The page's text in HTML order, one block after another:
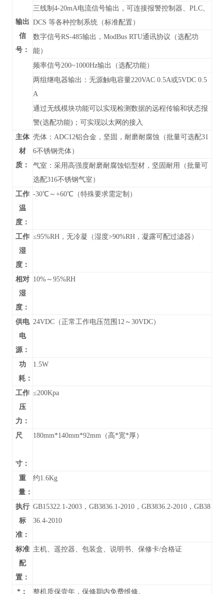
输出
信
号：
三线制4-20mA电流信号输出，可连接报警控制器、PLC、
DCS 等各种控制系统（标准配置）
数字信号RS-485输出， ModBus RTU通讯协议 （选配功
能）
频率信号200~1000Hz输出（选配功能）
两组继电器输出：无源触电容量220VAC 0.5A或5VDC 0.5
A
通过无线模块功能可以实现检测数据的远程传输和状态报
警(选配功能)；可实现以太网的接入
主体
材
质：
壳体：ADC12铝合金，坚固，耐磨耐腐蚀（批量可选配31
6不锈钢壳体）
气室：采用高强度耐磨耐腐蚀铝型材，坚固耐用（批量可
选配316不锈钢气室）
工作
温
度：
-30℃～+60℃（特殊要求需定制）
工作
湿
度：
≤95%RH，无冷凝（湿度>90%RH，凝露可配过滤器）
相对
湿
度：
10%～95%RH
供电
电
源：
24VDC（正常工作电压范围12～30VDC）
功
耗：
1.5W
工作
压
力：
≤200Kpa
尺
寸：
180mm*140mm*92mm（高*宽*厚）
重
量：
约1.6Kg
执行
标
准：
GB15322.1-2003，GB3836.1-2010，GB3836.2-2010，GB38
36.4-2010
标准
配
置：
主机、遥控器、包装盒、说明书、保修卡/合格证
*： 整机质保壹年，保修期内免费维修。